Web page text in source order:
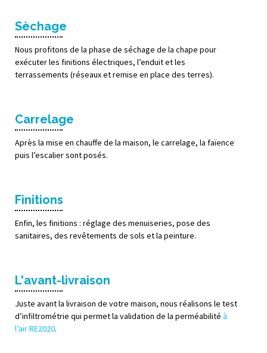
Sèchage
Nous profitons de la phase de séchage de la chape pour
exécuter les finitions électriques, l’enduit et les
terrassements (réseaux et remise en place des terres).
Carrelage
Après la mise en chauffe de la maison, le carrelage, la faïence
puis l’escalier sont posés.
Finitions
Enfin, les finitions : réglage des menuiseries, pose des
sanitaires, des revêtements de sols et la peinture.
L'avant-livraison
Juste avant la livraison de votre maison, nous réalisons le test
d’infiltrométrie qui permet la validation de la perméabilité à
l’air RE2020.